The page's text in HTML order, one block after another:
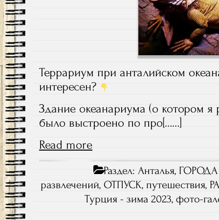
Террариум при анталийском
интересен?
Здание океанариума (о котором я
было выстроено по про[……]
Read more
Раздел:Анталья,
развлечений,ОТПУСК, путешествия,
Турция - зима 2023,фото-